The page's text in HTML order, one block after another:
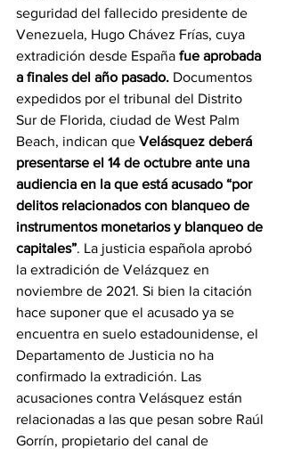
seguridad del fallecido presidente de
Venezuela, Hugo Chávez Frías, cuya
extradición desde España fue aprobada
a finales del año pasado. Documentos
expedidos por el tribunal del Distrito
Sur de Florida, ciudad de West Palm
Beach, indican que Velásquez deberá
presentarse el 14 de octubre ante una
audiencia en la que está acusado “por
delitos relacionados con blanqueo de
instrumentos monetarios y blanqueo de
capitales”. La justicia española aprobó
la extradición de Velázquez en
noviembre de 2021. Si bien la citación
hace suponer que el acusado ya se
encuentra en suelo estadounidense, el
Departamento de Justicia no ha
confirmado la extradición. Las
acusaciones contra Velásquez están
relacionadas a las que pesan sobre Raúl
Gorrín, propietario del canal de